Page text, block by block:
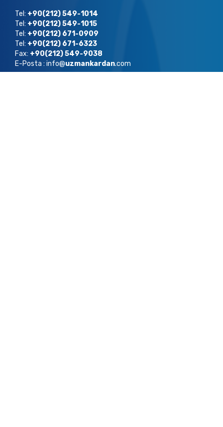
Tel: +90(212) 549-1014
Tel: +90(212) 549-1015
Tel: +90(212) 671-0909
Tel: +90(212) 671-6323
Fax: +90(212) 549-9038
E-Posta : info@uzmankardan.com